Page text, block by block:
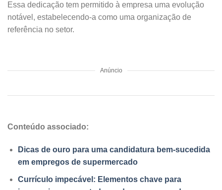
Essa dedicação tem permitido à empresa uma evolução
notável, estabelecendo-a como uma organização de
referência no setor.
Anúncio
Conteúdo associado:
Dicas de ouro para uma candidatura bem-sucedida
em empregos de supermercado
Currículo impecável: Elementos chave para